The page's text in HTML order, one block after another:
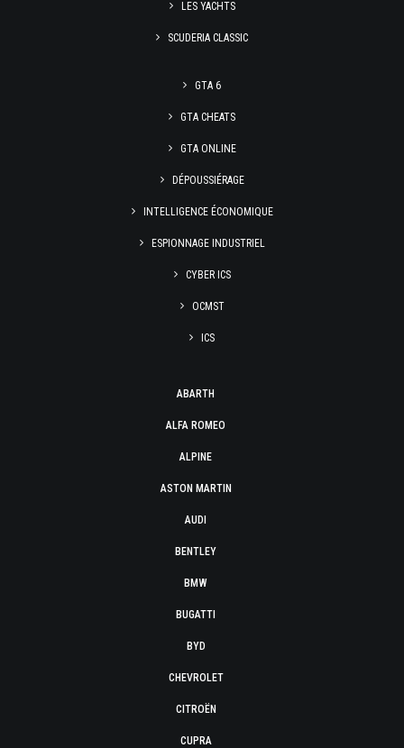
LES YACHTS
SCUDERIA CLASSIC
GTA 6
GTA CHEATS
GTA ONLINE
DÉPOUSSIÉRAGE
INTELLIGENCE ÉCONOMIQUE
ESPIONNAGE INDUSTRIEL
CYBER ICS
OCMST
ICS
ABARTH
ALFA ROMEO
ALPINE
ASTON MARTIN
AUDI
BENTLEY
BMW
BUGATTI
BYD
CHEVROLET
CITROËN
CUPRA